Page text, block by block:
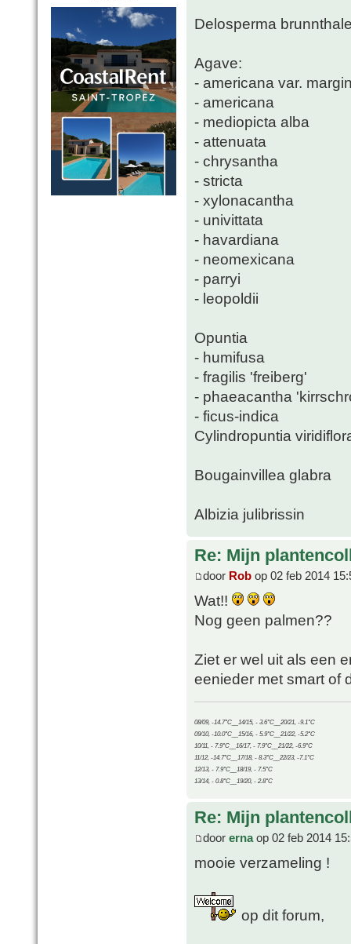
Delosperma
Agave:
- americana var.
- americana
- mediopicta alba
- attenuata
- chrysantha
- stricta
- xylonacantha
- univittata
- havardiana
- neomexicana
- parryi
- leopoldii
Opuntia
- humifusa
- fragilis 'freiberg'
- phaeacantha
- ficus-indica
Cylindropuntia
Bougainvillea glabra
Albizia julibrissin
Re: Mijn
door Rob op 02 feb 2014
Wat!!
Nog geen palmen??
Ziet er wel uit als een
eenieder met smart of
08/09, -14.7°C__14/15, - 3.6°C__20/21, -9.1°C
09/10, -10.0°C__15/16, - 5.9°C__21/22, -5.2°C
10/11, - 7.9°C__16/17, - 7.9°C__21/22, -6.9°C
11/12, -14.7°C__17/18, - 8.3°C__22/23, -7.1°C
12/13, - 7.9°C__18/19, - 7.5°C
13/14, - 0.8°C__19/20, - 2.8°C
Re: Mijn
door ernaop 02 feb 2014
mooie verzameling !
op dit forum,